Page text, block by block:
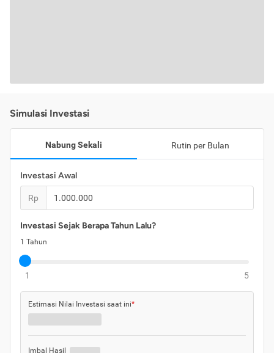
Simulasi Investasi
Nabung Sekali Rutin per Bulan
Investasi Awal
Rp
Investasi Sejak Berapa Tahun Lalu?
1 Tahun
1 5
Estimasi Nilai Investasi saat ini*
Imbal Hasil